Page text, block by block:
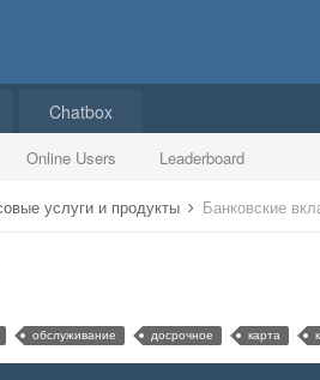
Online Users Leaderboard
Chatbox
услуги и продукты Банковские
обслуживание досрочное карта